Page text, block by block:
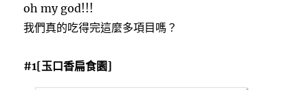
oh my god!!!
我們真的吃得完這麼多項目嗎？
#1[玉口香扁食園]